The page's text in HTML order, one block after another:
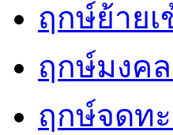
ฤกษ์ย้าย
ฤกษ์มงค
ฤกษ์จดท